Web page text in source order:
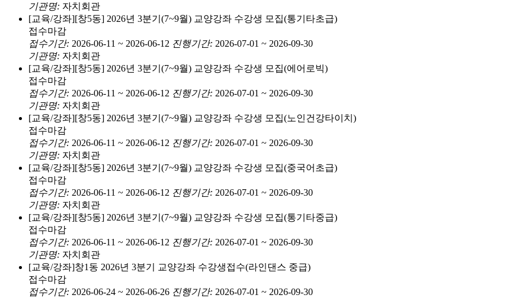
기관명: 자치회관
[교육/강좌][창5동] 2026년 3분기(7~9월) 교양강좌 수강생 모집(통기타초급)
접수마감
접수기간: 2026-06-11 ~ 2026-06-12 진행기간: 2026-07-01 ~ 2026-09-30
기관명: 자치회관
[교육/강좌][창5동] 2026년 3분기(7~9월) 교양강좌 수강생 모집(에어로빅)
접수마감
접수기간: 2026-06-11 ~ 2026-06-12 진행기간: 2026-07-01 ~ 2026-09-30
기관명: 자치회관
[교육/강좌][창5동] 2026년 3분기(7~9월) 교양강좌 수강생 모집(노인건강타이치)
접수마감
접수기간: 2026-06-11 ~ 2026-06-12 진행기간: 2026-07-01 ~ 2026-09-30
기관명: 자치회관
[교육/강좌][창5동] 2026년 3분기(7~9월) 교양강좌 수강생 모집(중국어초급)
접수마감
접수기간: 2026-06-11 ~ 2026-06-12 진행기간: 2026-07-01 ~ 2026-09-30
기관명: 자치회관
[교육/강좌][창5동] 2026년 3분기(7~9월) 교양강좌 수강생 모집(통기타중급)
접수마감
접수기간: 2026-06-11 ~ 2026-06-12 진행기간: 2026-07-01 ~ 2026-09-30
기관명: 자치회관
[교육/강좌]창1동 2026년 3분기 교양강좌 수강생접수(라인댄스 중급)
접수마감
접수기간: 2026-06-24 ~ 2026-06-26 진행기간: 2026-07-01 ~ 2026-09-30